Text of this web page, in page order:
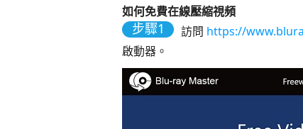
如何免費在線壓縮視頻
步驟1 訪問 https://
啟動器。